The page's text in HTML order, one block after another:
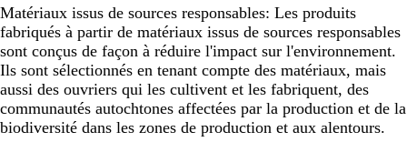
Matériaux issus de sources responsables: Les produits
fabriqués à partir de matériaux issus de sources responsables
sont conçus de façon à réduire l'impact sur l'environnement.
Ils sont sélectionnés en tenant compte des matériaux, mais
aussi des ouvriers qui les cultivent et les fabriquent, des
communautés autochtones affectées par la production et de la
biodiversité dans les zones de production et aux alentours.